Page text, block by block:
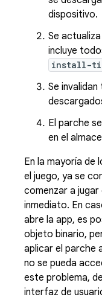
dispositivo.
Se
incluye
install-
Se
El parche
en el
En la mayoría de
el juego, ya se
comenzar a
inmediato. En
abre la app, es
objeto binario,
aplicar el parche
no se pueda
este problema,
interfaz de